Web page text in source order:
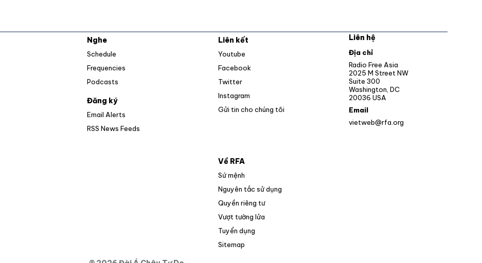
Nghe
Schedule
Frequencies
Podcasts
Đăng ký
Email Alerts
RSS News Feeds
Liên kết
Youtube
Facebook
Twitter
Instagram
Gửi tin cho chúng tôi
Về RFA
Sứ mệnh
Nguyên tắc sử dụng
Quyền riêng tư
Vượt tường lửa
Tuyển dụng
Sitemap
Liên hệ
Địa chỉ
Radio Free Asia
2025 M Street NW
Suite 300
Washington, DC
20036 USA
Email
vietweb@rfa.org